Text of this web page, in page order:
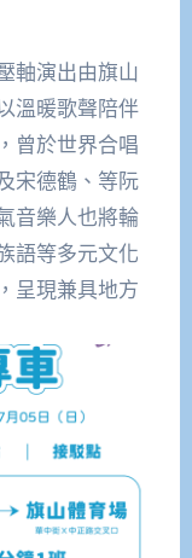
軸演出由旗山
溫暖歌聲陪伴
曾於世界合唱
宋德鶴、等阮
音樂人也將輪
語等多元文化
呈現兼具地方